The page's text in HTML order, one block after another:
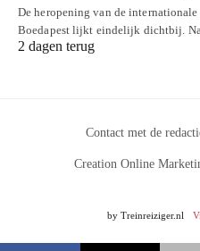
De heropening van de
Boedapest lijkt eindelijk dichtbij.
2 dagen terug
Contact met de
Creation Online
by Treinreiziger.nl